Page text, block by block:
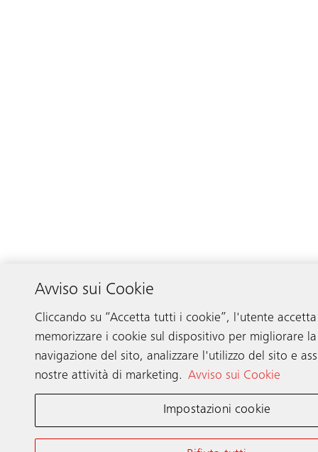
Avviso sui Cookie
Cliccando su “Accetta tutti i cookie”, l'utente
memorizzare i cookie sul dispositivo per migliorare la
navigazione del sito, analizzare l'utilizzo del sito e
nostre attività di marketing. Avviso sui Cookie
Impostazioni cookie